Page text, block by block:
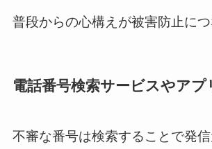
普段からの心構えが被害防止につ
電話番号検索サービスやアプ
不審な番号は検索することで発